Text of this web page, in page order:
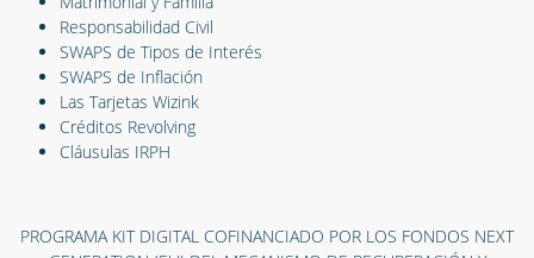
Responsabilidad Civil
SWAPS de Tipos de Interés
SWAPS de Inflación
Las Tarjetas Wizink
Créditos Revolving
Cláusulas IRPH
PROGRAMA KIT DIGITAL COFINANCIADO POR LOS FONDOS NEXT